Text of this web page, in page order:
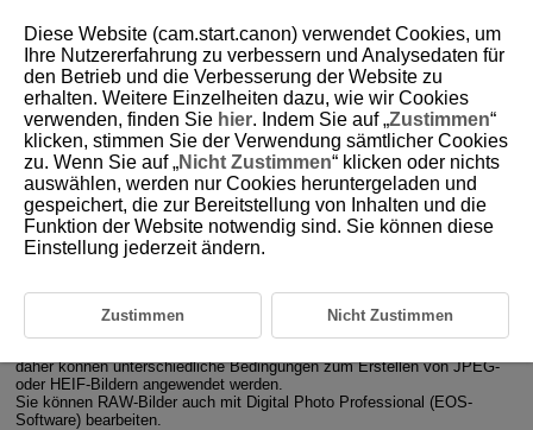
D090-126
RAW-Bearbeitung (RAW/DPRAW)
Vergrößerte Ansicht
Bildbearbeitung mit festgelegten Seitenverhältnissen
RAW-Bildbearbeitungsoptionen
daher können unterschiedliche Bedingungen zum Erstellen von JPEG-
oder HEIF-Bildern angewendet werden.
Sie können RAW-Bilder auch mit Digital Photo Professional (EOS-
Software) bearbeiten.
Diese Website (cam.start.canon) verwendet Cookies, um
Ihre Nutzererfahrung zu verbessern und Analysedaten für
den Betrieb und die Verbesserung der Website zu
erhalten. Weitere Einzelheiten dazu, wie wir Cookies
verwenden, finden Sie hier. Indem Sie auf „Zustimmen“
klicken, stimmen Sie der Verwendung sämtlicher Cookies
zu. Wenn Sie auf „Nicht Zustimmen“ klicken oder nichts
auswählen, werden nur Cookies heruntergeladen und
gespeichert, die zur Bereitstellung von Inhalten und die
Funktion der Website notwendig sind. Sie können diese
Einstellung jederzeit ändern.
Zustimmen Nicht Zustimmen